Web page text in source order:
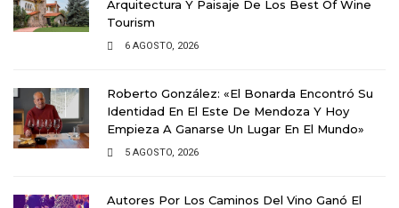
Arquitectura Y Paisaje De Los Best Of Wine
Tourism
6 AGOSTO, 2026
Roberto González: «El Bonarda Encontró Su
Identidad En El Este De Mendoza Y Hoy
Empieza A Ganarse Un Lugar En El Mundo»
5 AGOSTO, 2026
Autores Por Los Caminos Del Vino Ganó El